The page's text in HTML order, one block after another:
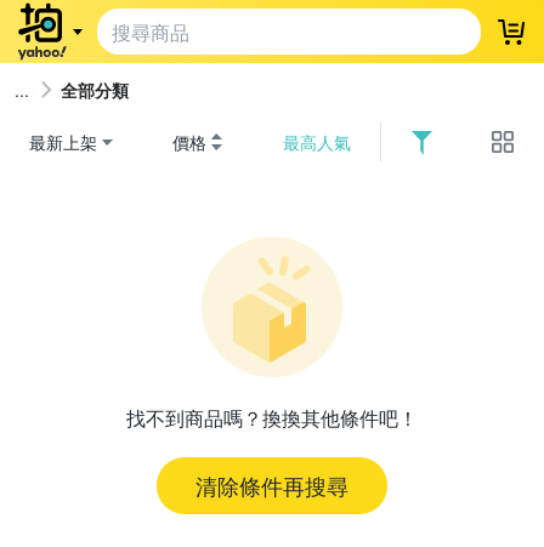
登
全部分類
最新上架 價格 最高人氣
找不到商品嗎？換換其他條件吧！
清除條件再搜尋